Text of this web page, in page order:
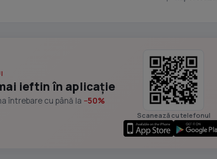
ieftin în aplicație
întrebare cu până la −50%
Scanează cu telefonul